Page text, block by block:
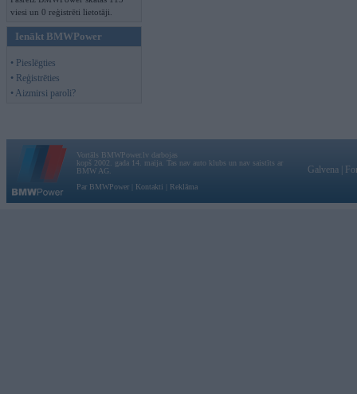
viesi un 0 reģistrēti lietotāji.
Ienākt BMWPower
• Pieslēgties
• Reģistrēties
• Aizmirsi paroli?
Vortāls BMWPower.lv darbojas
kopš 2002. gada 14. maija. Tas nav auto klubs un nav saistīts ar
BMW AG.
Par BMWPower
Kontakti Reklāma
Galvena